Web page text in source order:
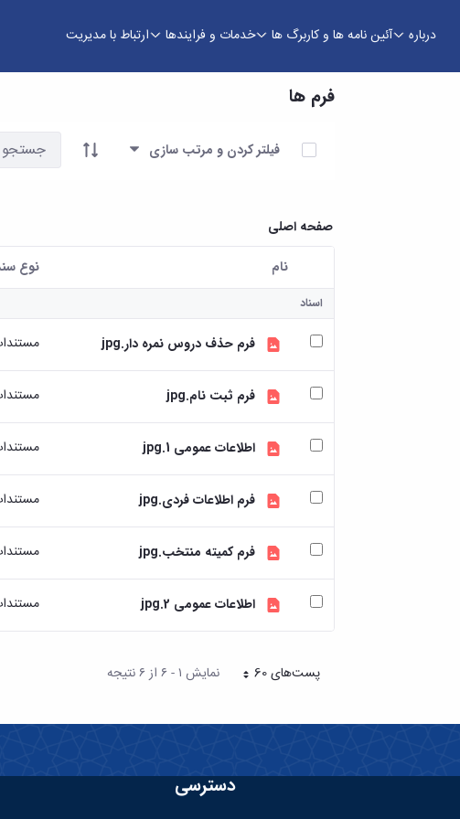
درباره آئین نامه ها و کاربرگ ها خدمات و فرایندها ارتباط با مدیریت
فرم ها
آیتم ها را انتخاب کنید
فیلتر کردن و مرتب سازی
صفحه اصلی
کاربر انتخاب شده
نام نوع
اسناد
فرم حذف دروس نمره دار.jpg
فرم ثبت نام.jpg
اطلاعات عمومی 1.jpg
فرم اطلاعات فردی.jpg
فرم کمیته منتخب.jpg
اطلاعات عمومی 2.jpg
پست‌‌های 60هر صفحه نمایش ۱ - ۶ از ۶ نتیجه
دسترسی